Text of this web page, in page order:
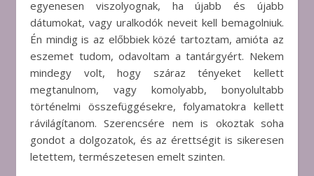
egyenesen viszolyognak, ha újabb és újabb
dátumokat, vagy uralkodók neveit kell bemagolniuk.
Én mindig is az előbbiek közé tartoztam, amióta az
eszemet tudom, odavoltam a tantárgyért. Nekem
mindegy volt, hogy száraz tényeket kellett
megtanulnom, vagy komolyabb, bonyolultabb
történelmi összefüggésekre, folyamatokra kellett
rávilágítanom. Szerencsére nem is okoztak soha
gondot a dolgozatok, és az érettségit is sikeresen
letettem, természetesen emelt szinten.